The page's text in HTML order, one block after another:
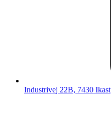
Industrivej 22B, 7430 Ikast